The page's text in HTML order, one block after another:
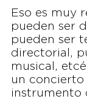
Eso es muy
pueden ser
pueden ser
directorial,
musical,
un
instrumento